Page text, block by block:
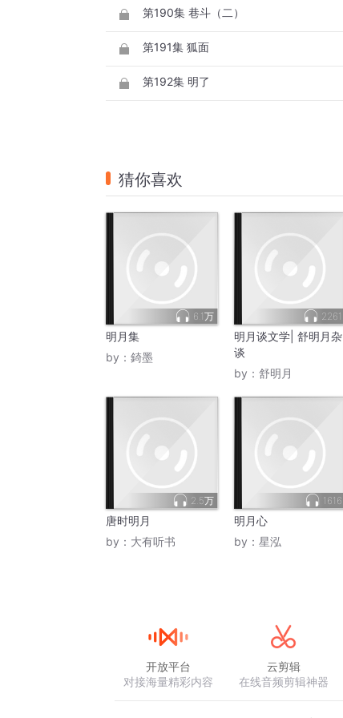
第190集 巷斗（二）
第191集 狐面
第192集 明了
猜你喜欢
6.1万
明月集
by： 錡墨
2261
明月谈文学| 舒明月杂
谈
by： 舒明月
2.5万
唐时明月
by： 大有听书
1616
明月心
by： 星泓
开放平台
对接海量精彩内容
云剪辑
在线音频剪辑神器